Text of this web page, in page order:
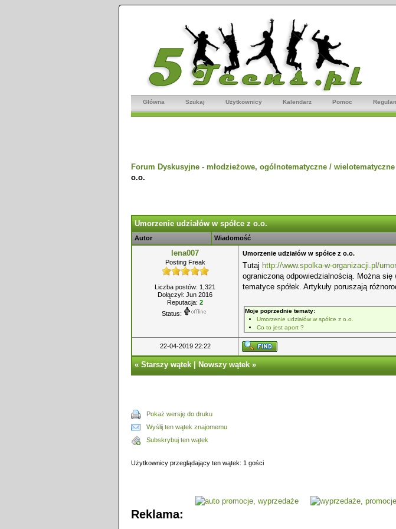
Główna Szukaj Użytkownicy Kalendarz Pomoc
Forum Dyskusyjne - młodzieżowe, ogólnotematyczne / wielotematyczne
o.o.
Umorzenie udziałów w spółce z o.o.
Autor Wiadomość
lena007
Posting Freak
Liczba postów: 1,321
Dołączył: Jun 2016
Reputacja: 2
Status:
Umorzenie udziałów w spółce z o.o.
Tutaj http://www.spolka-w-organizacji.pl/
ograniczoną odpowiedzialnością. Można
tematyce spółek. Artykuły poruszają
Moje poprzednie tematy:
Umorzenie udziałów w spółce z o.o.
Co to jest aport ?
22-04-2019 22:22
«Starszy wątek|Nowszy wątek»
Pokaż wersję do druku
Wyślij ten wątek znajomemu
Subskrybuj ten wątek
Użytkownicy przeglądający ten wątek: 1 gości
Reklama: